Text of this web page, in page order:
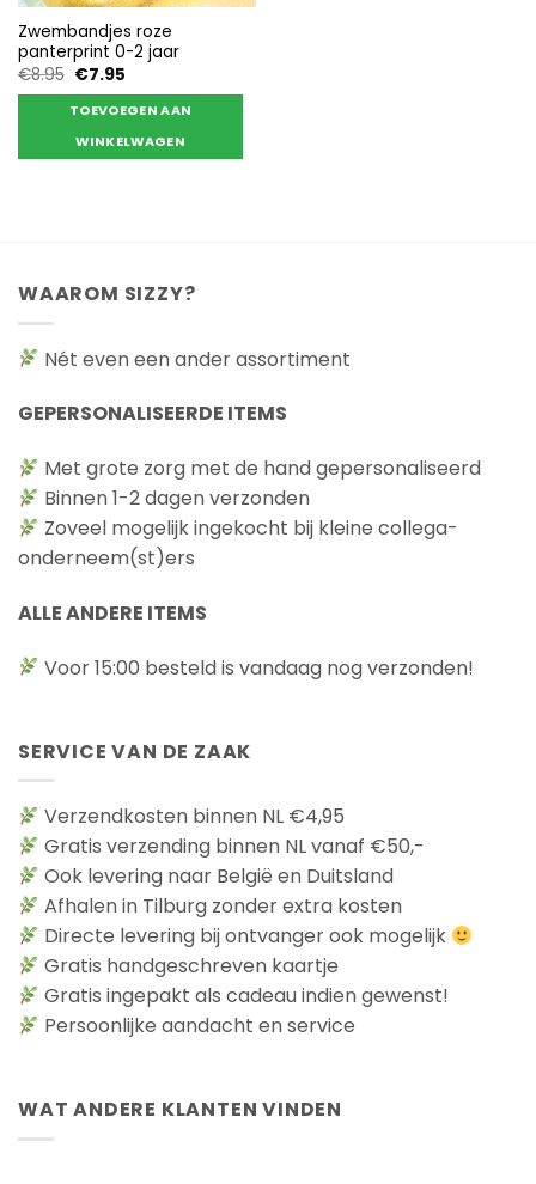
Zwembandjes roze
panterprint 0-2 jaar
€8.95 Oorspronkelijke
was:
€8.95.
€7.95Huidige
is:
€7.95.
TOEVOEGEN AAN
WINKELWAGEN
WAAROM SIZZY?
Nét even een ander assortiment
GEPERSONALISEERDE ITEMS
Met grote zorg met de hand gepersonaliseerd
Binnen 1-2 dagen verzonden
Zoveel mogelijk ingekocht bij kleine collega-
onderneem(st)ers
ALLE ANDERE ITEMS
Voor 15:00 besteld is vandaag nog verzonden!
SERVICE VAN DE ZAAK
Verzendkosten binnen NL €4,95
Gratis verzending binnen NL vanaf €50,-
Ook levering naar België en Duitsland
Afhalen in Tilburg zonder extra kosten
Directe levering bij ontvanger ook mogelijk
Gratis handgeschreven kaartje
Gratis ingepakt als cadeau indien gewenst!
Persoonlijke aandacht en service
WAT ANDERE KLANTEN VINDEN